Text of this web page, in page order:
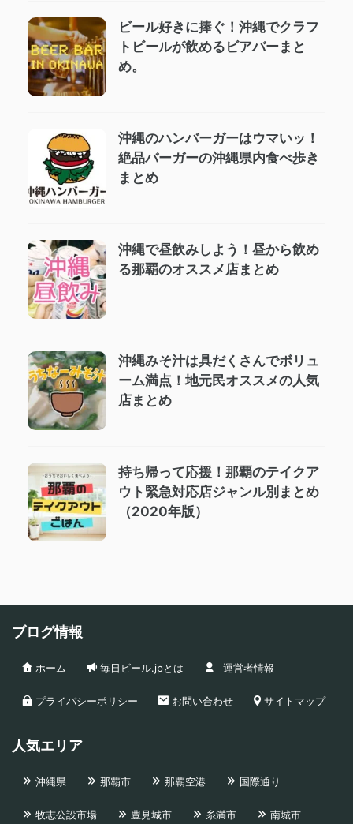
ビール好きに捧ぐ！沖縄でクラフ
トビールが飲めるビアバーまと
め。
沖縄のハンバーガーはウマいッ！
絶品バーガーの沖縄県内食べ歩き
まとめ
沖縄で昼飲みしよう！昼から飲め
る那覇のオススメ店まとめ
沖縄みそ汁は具だくさんでボリュ
ーム満点！地元民オススメの人気
店まとめ
持ち帰って応援！那覇のテイクア
ウト緊急対応店ジャンル別まとめ
（2020年版）
ブログ情報
ホーム 毎日ビール.jpとは 運営者情報
プライバシーポリシー お問い合わせ サイトマップ
人気エリア
沖縄県 那覇市 那覇空港 国際通り
牧志公設市場 豊見城市 糸満市 南城市